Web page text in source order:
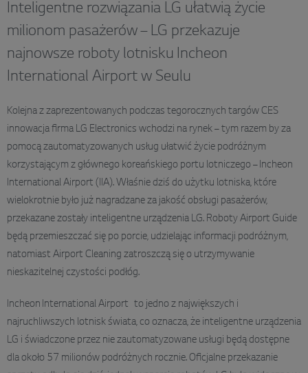
Inteligentne rozwiązania LG ułatwią życie
milionom pasażerów – LG przekazuje
najnowsze roboty lotnisku Incheon
International Airport w Seulu
Kolejna z zaprezentowanych podczas tegorocznych targów CES
innowacja firma LG Electronics wchodzi na rynek – tym razem by za
pomocą zautomatyzowanych usług ułatwić życie podróżnym
korzystającym z głównego koreańskiego portu lotniczego – Incheon
International Airport (IIA). Właśnie dziś do użytku lotniska, które
wielokrotnie było już nagradzane za jakość obsługi pasażerów,
przekazane zostały inteligentne urządzenia LG. Roboty Airport Guide
będą przemieszczać się po porcie, udzielając informacji podróżnym,
natomiast Airport Cleaning zatroszczą się o utrzymywanie
nieskazitelnej czystości podłóg.
Incheon International Airport to jedno z największych i
najruchliwszych lotnisk świata, co oznacza, że inteligentne urządzenia
LG i świadczone przez nie zautomatyzowane usługi będą dostępne
dla około 57 milionów podróżnych rocznie. Oficjalne przekazanie